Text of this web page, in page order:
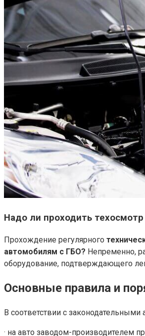
Надо ли проходить
Прохождение регулярного
автомобилям с ГБО? Непременно,
оборудование, подтверждающего
Основные правила и
В соответствии с
· на авто заводом-производителем